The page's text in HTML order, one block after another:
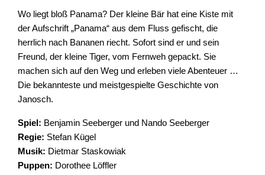
Wo liegt bloß Panama? Der kleine Bär hat eine Kiste mit
der Aufschrift „Panama“ aus dem Fluss gefischt, die
herrlich nach Bananen riecht. Sofort sind er und sein
Freund, der kleine Tiger, vom Fernweh gepackt. Sie
machen sich auf den Weg und erleben viele Abenteuer …
Die bekannteste und meistgespielte Geschichte von
Janosch.
Spiel: Benjamin Seeberger und Nando Seeberger
Regie: Stefan Kügel
Musik: Dietmar Staskowiak
Puppen: Dorothee Löffler